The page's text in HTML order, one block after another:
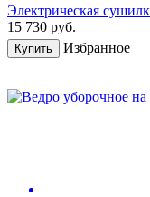
Электрическая
15 730 руб.
Купить Избранное